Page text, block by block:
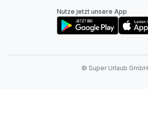
Nutze jetzt unsere App
© Super Urlaub GmbH